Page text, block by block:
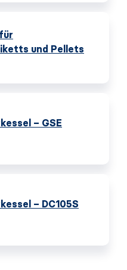
und Pellets
– GSE
– DC105S